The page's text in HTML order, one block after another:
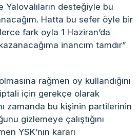
Yalovalıların desteğiyle bu
Hatta bu sefer öyle bir
fark oyla 1 Haziran’da
inancım tamdır”
rağmen oy kullandığını
için gerekçe olarak
zamanda bu kişinin partilerinin
gizlemeye çalıştığını
YSK’nın kararı